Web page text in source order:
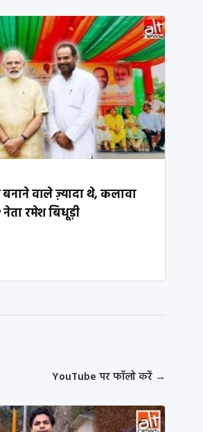
वाले ज़्यादा थे, कलावा
रमेश बिधूड़ी
YouTube पर फॉलो करें →